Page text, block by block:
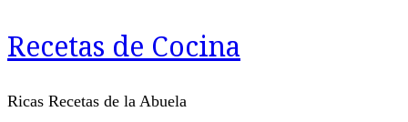
Saltar
al
(presiona
Intro)
Recetas de Cocina
Ricas Recetas de la Abuela